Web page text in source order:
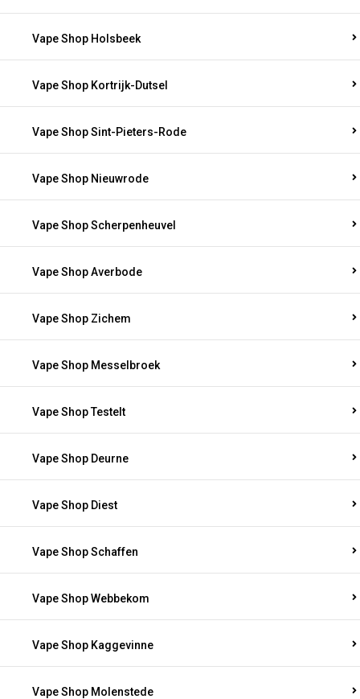
Vape Shop Holsbeek
Vape Shop Kortrijk-Dutsel
Vape Shop Sint-Pieters-Rode
Vape Shop Nieuwrode
Vape Shop Scherpenheuvel
Vape Shop Averbode
Vape Shop Zichem
Vape Shop Messelbroek
Vape Shop Testelt
Vape Shop Deurne
Vape Shop Diest
Vape Shop Schaffen
Vape Shop Webbekom
Vape Shop Kaggevinne
Vape Shop Molenstede